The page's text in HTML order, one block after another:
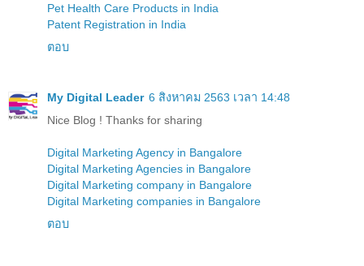
Pet Health Care Products in India
Patent Registration in India
ตอบ
My Digital Leader 6 สิงหาคม 2563 เวลา 14:48
Nice Blog ! Thanks for sharing
Digital Marketing Agency in Bangalore
Digital Marketing Agencies in Bangalore
Digital Marketing company in Bangalore
Digital Marketing companies in Bangalore
ตอบ